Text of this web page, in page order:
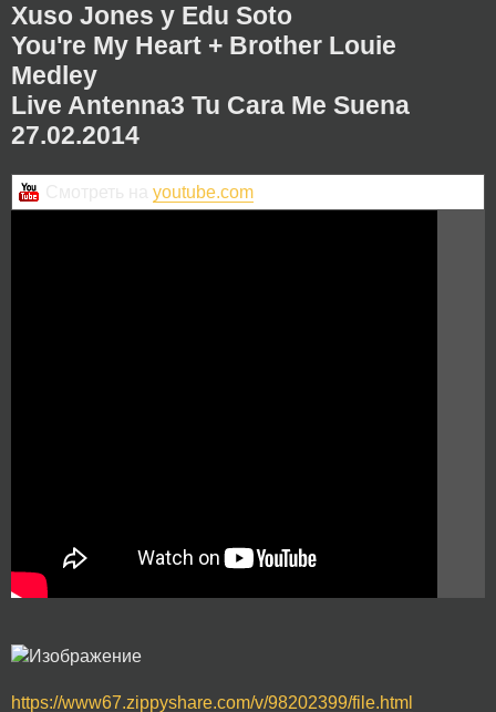
Xuso Jones y Edu Soto
You're My Heart + Brother Louie
Medley
Live Antenna3 Tu Cara Me Suena
27.02.2014
youtube.com
https://www67.zippyshare.com/v/98202399/file.html